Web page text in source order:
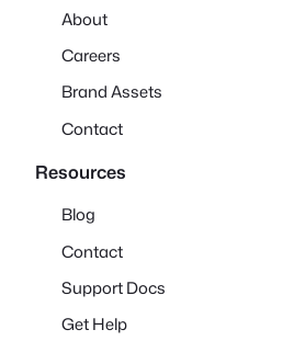
About
Careers
Brand Assets
Contact
Resources
Blog
Contact
Support Docs
Get Help